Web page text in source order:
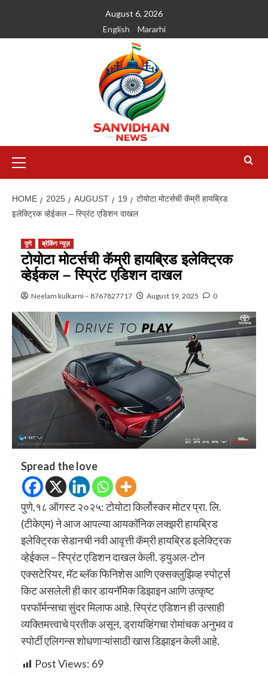
August 6, 2026
English
Mararhi
HOME 2025 AUGUST 19
टोयोटा मोटर्सची कॅम्री हायब्रिड
इलेक्ट्रिक व्हेईकल – स्प्रिंट एडिशन दाखल
पुणे ब्रेकिंग न्यूज़
टोयोटा मोटर्सची कॅम्री हायब्रिड इलेक्ट्रिक
व्हेईकल – स्प्रिंट एडिशन दाखल
Neelam kulkarni – 8767827717 August 19, 2025 0
Spread the love
पुणे,१८ ऑगस्ट २०२५: टोयोटा किर्लोस्कर मोटर प्रा. लि.
(टीकेएम) ने आज आपल्या आयकॉनिक लक्झरी हायब्रिड
इलेक्ट्रिक सेडानची नवी आवृत्ती कॅम्री हायब्रिड इलेक्ट्रिक
व्हेईकल – स्प्रिंट एडिशन दाखल केली. ड्युअल-टोन
एक्सटेरियर, मॅट ब्लॅक फिनिशेस आणि एक्सक्लुझिव्ह स्पोर्ट्स
किट असलेली ही कार डायनॅमिक डिझाइन आणि उत्कृष्ट
परफॉर्मन्सचा सुंदर मिलाफ आहे. स्प्रिंट एडिशन ही उत्साही
व्यक्तिमत्त्वाचे प्रतीक असून, ड्रायव्हिंगचा रोमांचक अनुभव व
स्पोर्टी एलिगन्स शोधणाऱ्यांसाठी खास डिझाइन केली आहे.
Post Views: 69